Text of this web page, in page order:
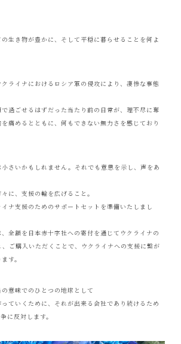
生き物が豊かに、そして平穏に暮らせることを何よ
ライナにおけるロシア軍の侵攻により、凄惨な事態
過ごせるはずだった当たり前の日常が、理不尽に奪
痛めるとともに、何もできない無力さを感じており
さいかもしれません。それでも意思を示し、声をあ
に、支援の輪を広げること。
ナ支援のためのサポートセットを準備いたしまし
全額を日本赤十字社への寄付を通じてウクライナの
ご購入いただくことで、ウクライナへの支援に繋が
す。
意味でのひとつの地球として
ていくために、それが出来る会社であり続けるため
に反対します。